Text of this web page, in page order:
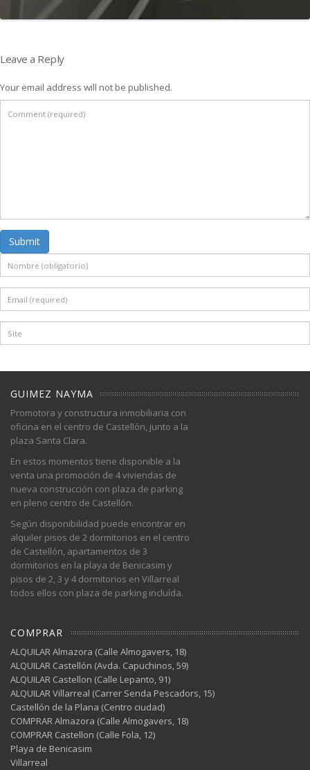
Leave a Reply
Your email address will not be published.
Submit
GUIMEZ NAYMA
Promotora y constructura inmobiliaria con
oficina en el centro de Castellón, junto a la
plaza Santa Clara.
En estos momentos tiene disponible a la
venta una promoción de 4 viviendas de
nueva construcción con plaza de parking
en pleno centro de Castellón.
Según disponibilidad puede encontrar en
alquiler pisos de 2 dormitorios en el centro
de Castellón, apartamentos de 3
dormitorios en la playa de Benicasim y
pisos de 2, 3 y 4 dormitorios en Villarreal
todos ellos con plaza de parking incluída.
COMPRAR
ALQUILAR Almazora (Calle Almogavers, 18)
ALQUILAR Castellón (Avda. Capuchinos, 59)
ALQUILAR Castellon (Calle Lepanto, 91)
ALQUILAR Villarreal (Carrer Senda Pescadors, 15)
Castellón de la Plana (Centro ciudad)
COMPRAR Almazora (Calle Almogavers, 18)
COMPRAR Castellon (Calle Fola, 12)
Playa de Benicasim
Villarreal